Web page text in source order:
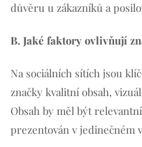
důvěru u zákazníků a
B. Jaké faktory ovlivňují
Na sociálních sítích jsou
značky kvalitní obsah,
Obsah by měl být
prezentován v jedinečném